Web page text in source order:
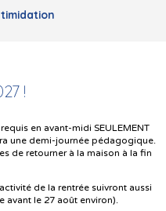
!
en avant-midi SEULEMENT
une demi-journée pédagogique.
de retourner à la maison à la fin
de la rentrée suivront aussi
avant le 27 août environ).